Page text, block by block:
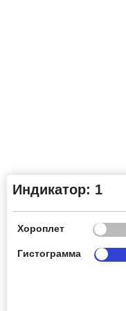
Индикатор: 1
Хороплет
Гистограмма